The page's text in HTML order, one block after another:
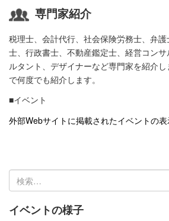
専門家紹介
税理士、会計代行、社会保険労務士、弁
士、行政書士、不動産鑑定士、経営コン
ルタント、デザイナーなど専門家を紹介
で何度でも紹介します。
■イベント
外部Webサイトに掲載されたイベントの
索:
イベントの様子